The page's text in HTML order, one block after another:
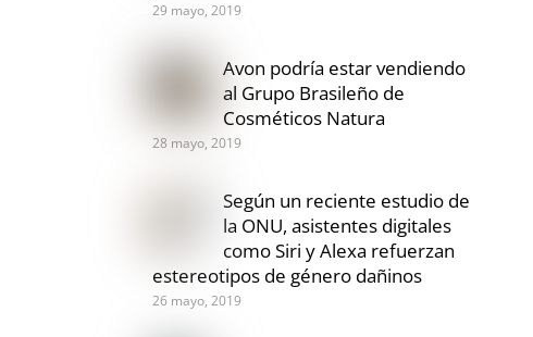
29 mayo, 2019
Avon podría estar vendiendo
al Grupo Brasileño de
Cosméticos Natura
28 mayo, 2019
Según un reciente estudio de
la ONU, asistentes digitales
como Siri y Alexa refuerzan
estereotipos de género dañinos
26 mayo, 2019